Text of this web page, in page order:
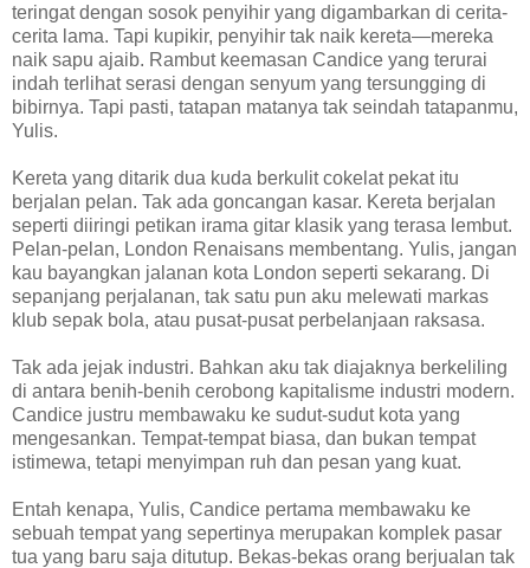
teringat dengan sosok penyihir yang digambarkan di cerita-
cerita lama. Tapi kupikir, penyihir tak naik kereta—mereka
naik sapu ajaib. Rambut keemasan Candice yang terurai
indah terlihat serasi dengan senyum yang tersungging di
bibirnya. Tapi pasti, tatapan matanya tak seindah tatapanmu,
Yulis.
Kereta yang ditarik dua kuda berkulit cokelat pekat itu
berjalan pelan. Tak ada goncangan kasar. Kereta berjalan
seperti diiringi petikan irama gitar klasik yang terasa lembut.
Pelan-pelan, London Renaisans membentang. Yulis, jangan
kau bayangkan jalanan kota London seperti sekarang. Di
sepanjang perjalanan, tak satu pun aku melewati markas
klub sepak bola, atau pusat-pusat perbelanjaan raksasa.
Tak ada jejak industri. Bahkan aku tak diajaknya berkeliling
di antara benih-benih cerobong kapitalisme industri modern.
Candice justru membawaku ke sudut-sudut kota yang
mengesankan. Tempat-tempat biasa, dan bukan tempat
istimewa, tetapi menyimpan ruh dan pesan yang kuat.
Entah kenapa, Yulis, Candice pertama membawaku ke
sebuah tempat yang sepertinya merupakan komplek pasar
tua yang baru saja ditutup. Bekas-bekas orang berjualan tak